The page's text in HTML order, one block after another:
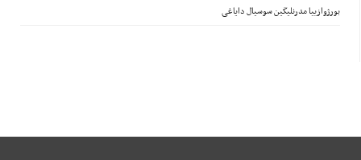
بورژوازییا مدرنلیگین سوسیال دایاغی